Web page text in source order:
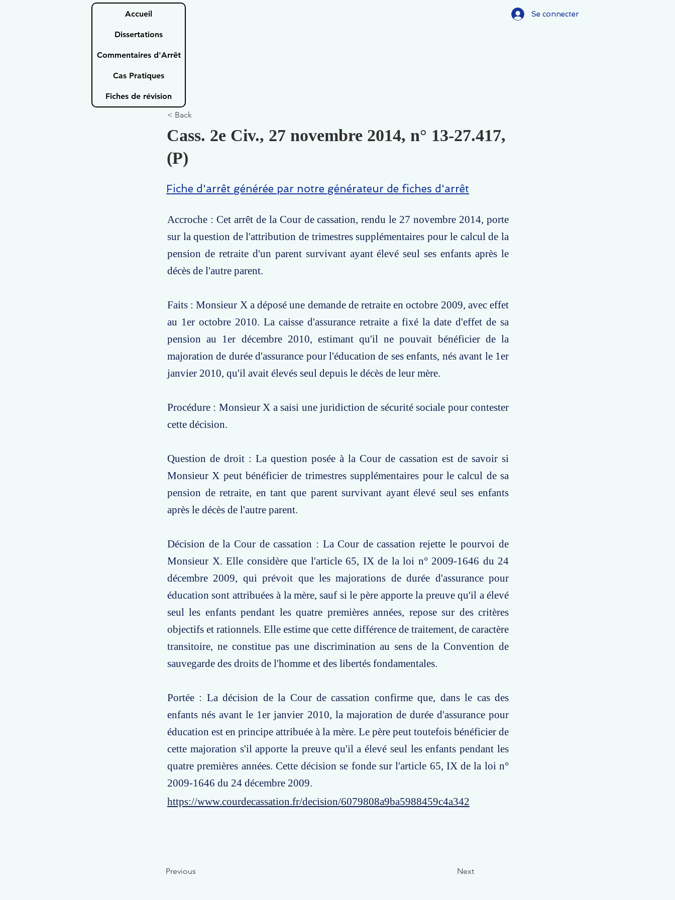
Accueil
Dissertations
Commentaires d'Arrêt
Cas Pratiques
Fiches de révision
Se connecter
< Back
Cass. 2e Civ., 27 novembre 2014, n° 13-27.417,
(P)
Fiche d'arrêt générée par notre générateur de fiches d'arrêt
Accroche : Cet arrêt de la Cour de cassation, rendu le 27 novembre 2014, porte
sur la question de l'attribution de trimestres supplémentaires pour le calcul de la
pension de retraite d'un parent survivant ayant élevé seul ses enfants après le
décès de l'autre parent.
Faits : Monsieur X a déposé une demande de retraite en octobre 2009, avec effet
au 1er octobre 2010. La caisse d'assurance retraite a fixé la date d'effet de sa
pension au 1er décembre 2010, estimant qu'il ne pouvait bénéficier de la
majoration de durée d'assurance pour l'éducation de ses enfants, nés avant le 1er
janvier 2010, qu'il avait élevés seul depuis le décès de leur mère.
Procédure : Monsieur X a saisi une juridiction de sécurité sociale pour contester
cette décision.
Question de droit : La question posée à la Cour de cassation est de savoir si
Monsieur X peut bénéficier de trimestres supplémentaires pour le calcul de sa
pension de retraite, en tant que parent survivant ayant élevé seul ses enfants
après le décès de l'autre parent.
Décision de la Cour de cassation : La Cour de cassation rejette le pourvoi de
Monsieur X. Elle considère que l'article 65, IX de la loi n° 2009-1646 du 24
décembre 2009, qui prévoit que les majorations de durée d'assurance pour
éducation sont attribuées à la mère, sauf si le père apporte la preuve qu'il a élevé
seul les enfants pendant les quatre premières années, repose sur des critères
objectifs et rationnels. Elle estime que cette différence de traitement, de caractère
transitoire, ne constitue pas une discrimination au sens de la Convention de
sauvegarde des droits de l'homme et des libertés fondamentales.
Portée : La décision de la Cour de cassation confirme que, dans le cas des
enfants nés avant le 1er janvier 2010, la majoration de durée d'assurance pour
éducation est en principe attribuée à la mère. Le père peut toutefois bénéficier de
cette majoration s'il apporte la preuve qu'il a élevé seul les enfants pendant les
quatre premières années. Cette décision se fonde sur l'article 65, IX de la loi n°
2009-1646 du 24 décembre 2009.
https://www.courdecassation.fr/decision/6079808a9ba5988459c4a342
Previous Next